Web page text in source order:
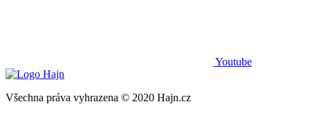
Youtube
Všechna práva vyhrazena © 2020 Hajn.cz